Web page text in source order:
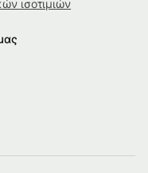
ισοτιμιών